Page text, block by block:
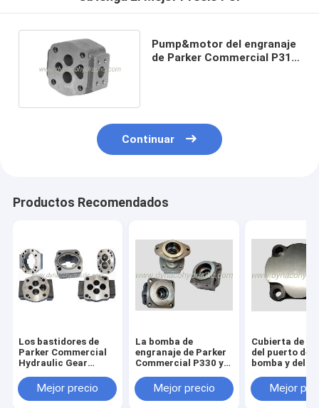
Pump&motor del engranaje
de Parker Commercial P315
Continuar
Productos Recomendados
Los bastidores de
Parker Commercial
Hydraulic Gear
viviendas
Mejor precio
La bomba de
engranaje de Parker
Commercial P330 y
motor cubren 324-
5123-201 324-5123-
Mejor precio
Cubierta de
del puerto de
bomba y del
Parker
P50/51 313-
Mejor